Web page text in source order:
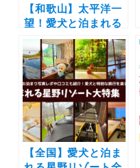
【和歌山】太平洋一
望！愛犬と泊まれる
絶景プライベートド
ッグラン付きのハイ
グレードな豪華コテ
ージ​オープン｜平日
限定BBQサービスも
【全国】愛犬と泊ま